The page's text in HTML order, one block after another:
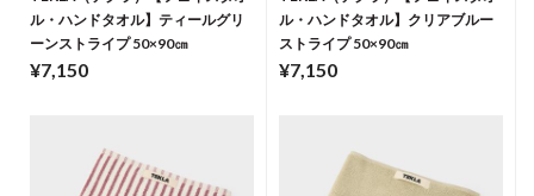
ル・ハンドタオル】ティールグリ
ーンストライプ 50×90㎝
¥7,150
ル・ハンドタオル】クリアブルー
ストライプ 50×90㎝
¥7,150